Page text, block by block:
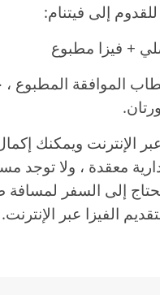
إلى فيتنام:
+ فيزا مطبوع
الموافقة المطبوع ،
الإنترنت ويمكنك
إدارية معقدة ، ولا
إلى السفر لمسافة
الفيزا عبر الإنترنت.